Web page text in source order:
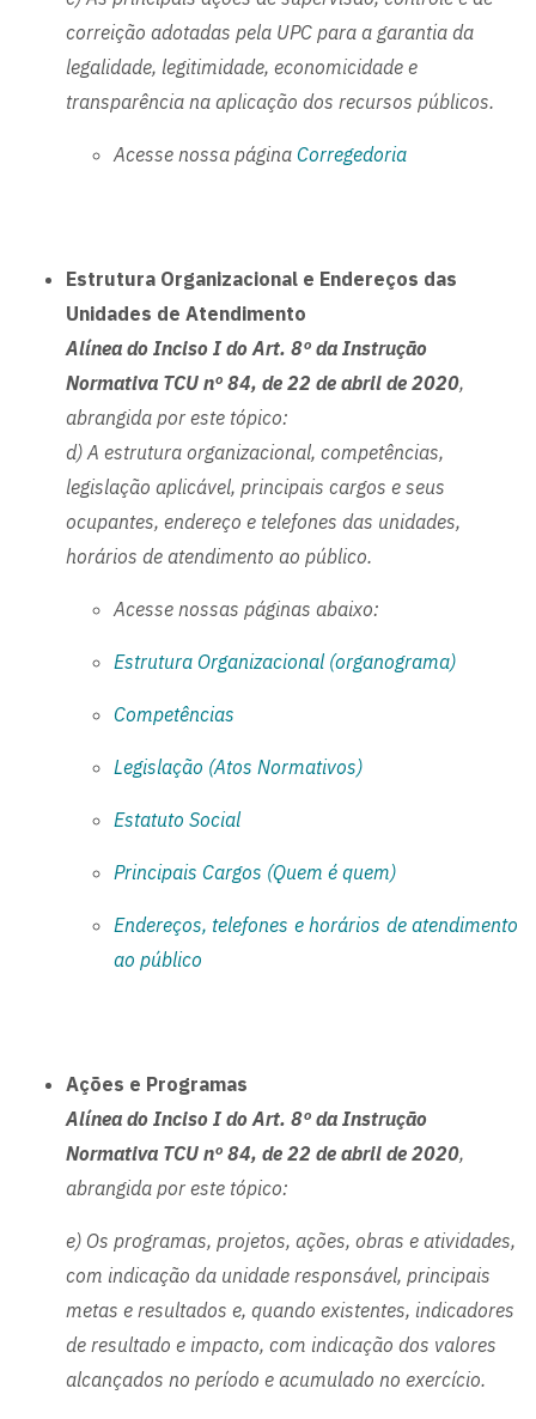
correição adotadas pela UPC para a garantia da
legalidade, legitimidade, economicidade e
transparência na aplicação dos recursos públicos.
Acesse nossa página Corregedoria
Estrutura Organizacional e Endereços das
Unidades de Atendimento
Alínea do Inciso I do Art. 8º da Instrução
Normativa TCU nº 84, de 22 de abril de 2020,
abrangida por este tópico:
d) A estrutura organizacional, competências,
legislação aplicável, principais cargos e seus
ocupantes, endereço e telefones das unidades,
horários de atendimento ao público.
Acesse nossas páginas abaixo:
Estrutura Organizacional (organograma)
Competências
Legislação (Atos Normativos)
Estatuto Social
Principais Cargos (Quem é quem)
Endereços, telefones e horários de atendimento
ao público
Ações e Programas
Alínea do Inciso I do Art. 8º da Instrução
Normativa TCU nº 84, de 22 de abril de 2020,
abrangida por este tópico:
e) Os programas, projetos, ações, obras e atividades,
com indicação da unidade responsável, principais
metas e resultados e, quando existentes, indicadores
de resultado e impacto, com indicação dos valores
alcançados no período e acumulado no exercício.